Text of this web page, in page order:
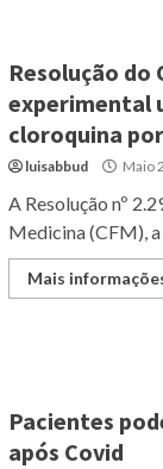
Resolução do
experimental
cloroquina
luisabbud Maio
A Resolução nº
Medicina (CFM),
Mais
Pacientes
após Covid